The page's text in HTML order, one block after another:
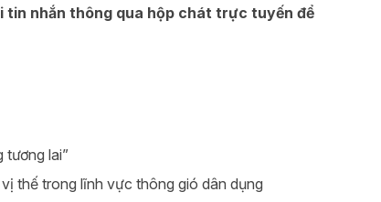
nhắn thông qua hộp chát trực tuyến để
lai”
thế trong lĩnh vực thông gió dân dụng